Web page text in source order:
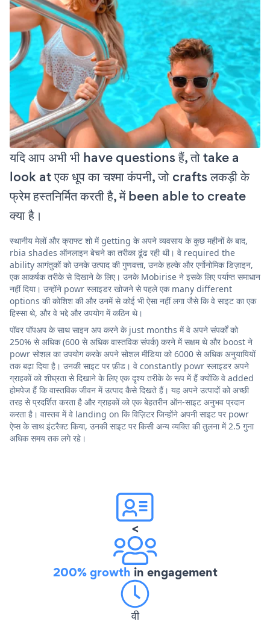
यदि आप अभी भी have questions हैं, तो take a
look at एक धूप का चश्मा कंपनी, जो crafts लकड़ी के
फ्रेम हस्तनिर्मित करती है, में been able to create
क्या है।
स्थानीय मेलों और क्राफ्ट शो में getting के अपने व्यवसाय के कुछ महीनों के बाद,
rbia shades ऑनलाइन बेचने का तरीका ढूंढ रही थी। वे required the
ability आगंतुकों को उनके उत्पाद की गुणवत्ता, उनके हल्के और एर्गोनोमिक डिज़ाइन,
एक आकर्षक तरीके से दिखाने के लिए। उनके Mobirise ने इसके लिए पर्याप्त समाधान
नहीं दिया। उन्होंने powr स्लाइडर खोजने से पहले एक many different
options की कोशिश की और उनमें से कोई भी ऐसा नहीं लगा जैसे कि वे साइट का एक
हिस्सा थे, और वे भद्दे और उपयोग में कठिन थे।
पॉवर पॉपअप के साथ साइन अप करने के just months में वे अपने संपर्कों को
250% से अधिक (600 से अधिक वास्तविक संपर्क) करने में सक्षम थे और boost ने
powr सोशल का उपयोग करके अपने सोशल मीडिया को 6000 से अधिक अनुयायियों
तक बढ़ा दिया है। उनकी साइट पर फ़ीड। वे constantly powr स्लाइडर अपने
ग्राहकों को शीघ्रता से दिखाने के लिए एक दृश्य तरीके के रूप में हैं क्योंकि वे added
होमपेज हैं कि वास्तविक जीवन में उत्पाद कैसे दिखते हैं। यह अपने उत्पादों को अच्छी
तरह से प्रदर्शित करता है और ग्राहकों को एक बेहतरीन ऑन-साइट अनुभव प्रदान
करता है। वास्तव में वे landing on कि विज़िटर जिन्होंने अपनी साइट पर powr
ऐप्स के साथ इंटरैक्ट किया, उनकी साइट पर किसी अन्य व्यक्ति की तुलना में 2.5 गुना
अधिक समय तक लगे रहे।
<
200% growth in engagement
वी